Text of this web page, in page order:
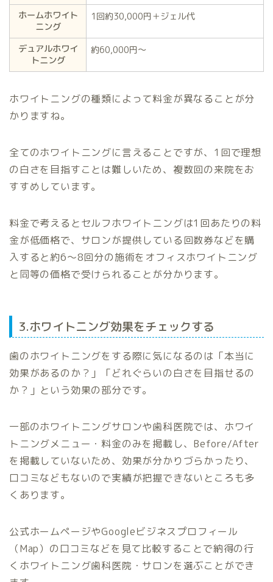
ホームホワイト
ニング
1回約30,000円＋ジェル代
デュアルホワイ
トニング
約60,000円〜
ホワイトニングの種類によって料金が異なることが分
かりますね。
全てのホワイトニングに言えることですが、1回で理想
の白さを目指すことは難しいため、複数回の来院をお
すすめしています。
料金で考えるとセルフホワイトニングは1回あたりの料
金が低価格で、サロンが提供している回数券などを購
入すると約6〜8回分の施術をオフィスホワイトニング
と同等の価格で受けられることが分かります。
3.ホワイトニング効果をチェックする
歯のホワイトニングをする際に気になるのは「本当に
効果があるのか？」「どれぐらいの白さを目指せるの
か？」という効果の部分です。
一部のホワイトニングサロンや歯科医院では、ホワイ
トニングメニュー・料金のみを掲載し、Before/After
を掲載していないため、効果が分かりづらかったり、
口コミなどもないので実績が把握できないところも多
くあります。
公式ホームページやGoogleビジネスプロフィール
（Map）の口コミなどを見て比較することで納得の行
くホワイトニング歯科医院・サロンを選ぶことができ